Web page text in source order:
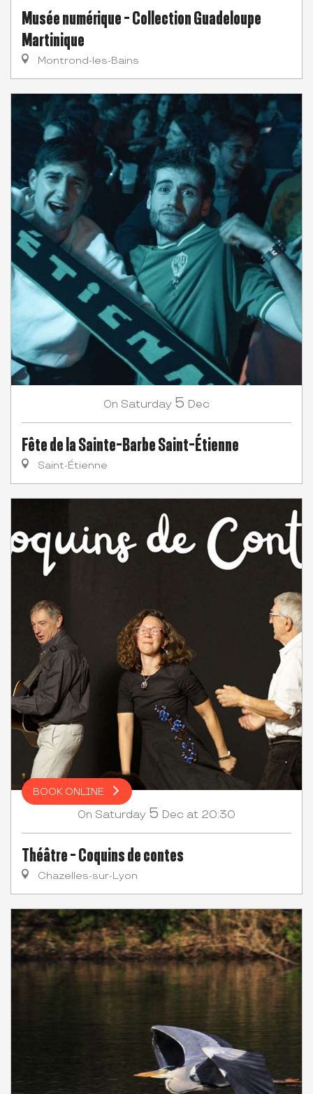
Musée numérique - Collection Guadeloupe
Martinique
Montrond-les-Bains
On Saturday 5 Dec
Fête de la Sainte-Barbe Saint-Étienne
Saint-Étienne
BOOK ONLINE
On Saturday 5 Dec at 20:30
Théâtre - Coquins de contes
Chazelles-sur-Lyon